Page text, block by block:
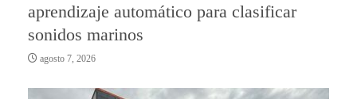
aprendizaje automático para clasificar
sonidos marinos
agosto 7, 2026